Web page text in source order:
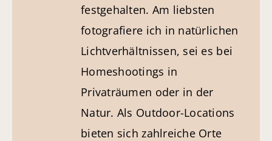
festgehalten. Am liebsten
fotografiere ich in natürlichen
Licht­verhältnissen, sei es bei
Homeshootings in
Privaträumen oder in der
Natur. Als Outdoor-Locations
bieten sich zahlreiche Orte